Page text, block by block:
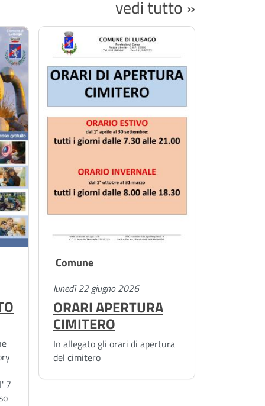
vedi tutto »
7
Comune
lunedì 22 giugno 2026
ORARI APERTURA
CIMITERO
In allegato gli orari di apertura
del cimitero